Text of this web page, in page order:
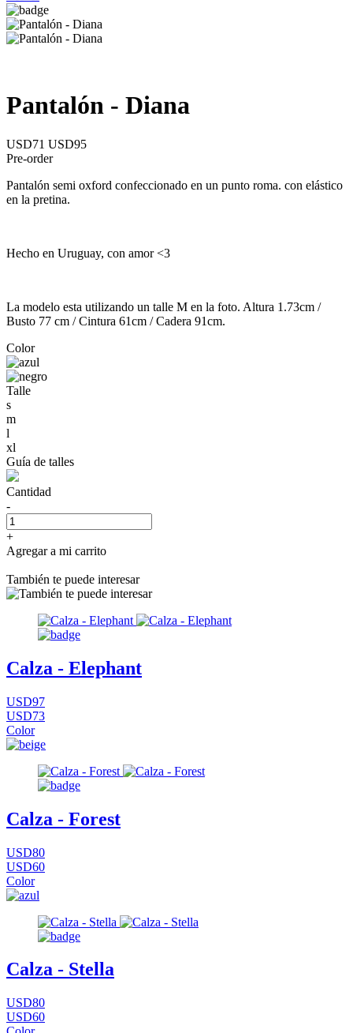
Pantalón - Diana
USD71 USD95
Pre-order
Pantalón semi oxford confeccionado en un punto roma. con elástico
en la pretina.
Hecho en Uruguay, con amor <3
La modelo esta utilizando un talle M en la foto. Altura 1.73cm /
Busto 77 cm / Cintura 61cm / Cadera 91cm.
Color
Talle
s
m
l
xl
Guía de talles
Cantidad
-
+
Agregar a mi carrito
También te puede interesar
Calza - Elephant
USD97
USD73
Color
Calza - Forest
USD80
USD60
Color
Calza - Stella
USD80
USD60